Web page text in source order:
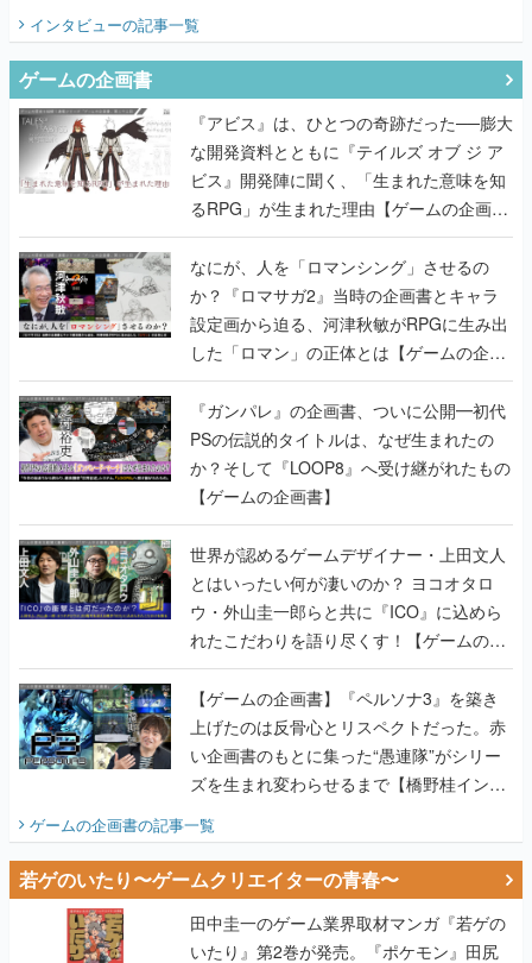
てみた
インタビューの記事一覧
ゲームの企画書
『アビス』は、ひとつの奇跡だった──膨大
な開発資料とともに『テイルズ オブ ジ ア
ビス』開発陣に聞く、「生まれた意味を知
るRPG」が生まれた理由【ゲームの企画
書】
なにが、人を「ロマンシング」させるの
か？『ロマサガ2』当時の企画書とキャラ
設定画から迫る、河津秋敏がRPGに生み出
した「ロマン」の正体とは【ゲームの企画
書】
『ガンパレ』の企画書、ついに公開━初代
PSの伝説的タイトルは、なぜ生まれたの
か？そして『LOOP8』へ受け継がれたもの
【ゲームの企画書】
世界が認めるゲームデザイナー・上田文人
とはいったい何が凄いのか？ ヨコオタロ
ウ・外山圭一郎らと共に『ICO』に込めら
れたこだわりを語り尽くす！【ゲームの企
画書】
【ゲームの企画書】『ペルソナ3』を築き
上げたのは反骨心とリスペクトだった。赤
い企画書のもとに集った“愚連隊”がシリー
ズを生まれ変わらせるまで【橋野桂インタ
ビュー】
ゲームの企画書の記事一覧
若ゲのいたり〜ゲームクリエイターの青春〜
田中圭一のゲーム業界取材マンガ『若ゲの
いたり』第2巻が発売。『ポケモン』田尻